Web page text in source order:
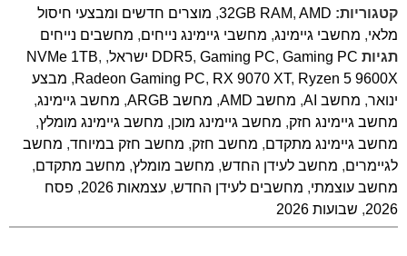
קטגוריות:
32GB RAM, AMD
, מוצרים חדשים ומבצעי חיסול
מלאי, מחשבי גיימינג, מחשבי גיימינג נייחים, מחשבים נייחים
תגיות
DDR5, Gaming PC, Gaming PC ישראל ,
NVMe 1TB,
Radeon Gaming PC, RX 9070 XT, Ryzen 5 9600X
, מבצע
ינואר, מחשב AI , מחשב AMD , מחשב ARGB , מחשב גיימינג,
מחשב גיימינג חזק, מחשב גיימינג מוכן, מחשב גיימינג מומלץ,
מחשב גיימינג מתקדם, מחשב חזק, מחשב חזק במיוחד, מחשב
לגיימרים, מחשב לעידן החדש, מחשב מומלץ, מחשב מתקדם,
מחשב עוצמתי, מחשבים לעידן החדש, עצמאות 2026 , פסח
2026
, שבועות 2026